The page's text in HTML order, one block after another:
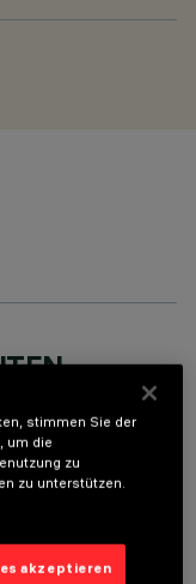
stimmen Sie der
um die
zu
zu unterstützen.
akzeptieren